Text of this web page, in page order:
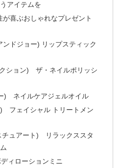
アイテムを
喜ぶおしゃれなプレゼント
ンドジョー) リップスティック
ション) ザ・ネイルポリッシ
) ネイルケアジェルオイル
フェイシャル トリートメン
チュアート) リラックススタ
ィローションミニ